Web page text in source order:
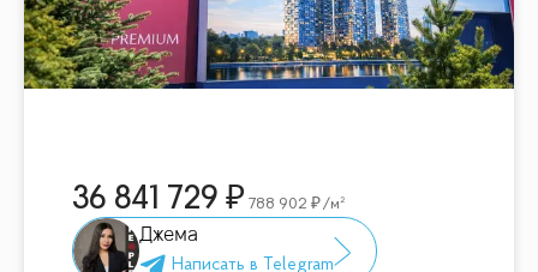
36 841 729 788 902 /м²
Джема